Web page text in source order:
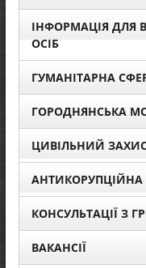
ІНФОРМАЦІЯ ДЛЯ
ОСІБ
ГУМАНІТАРНА
ГОРОДНЯНСЬКА
ЦИВІЛЬНИЙ
АНТИКОРУПЦІЙНА
КОНСУЛЬТАЦІЇ З
ВАКАНСІЇ